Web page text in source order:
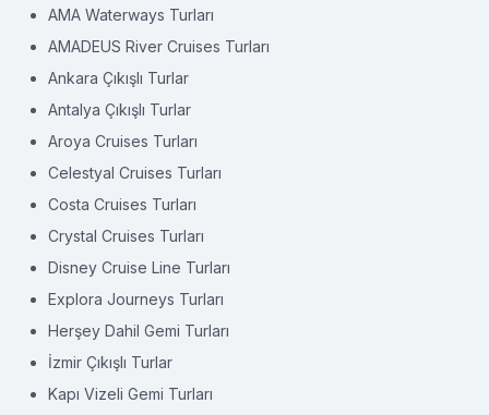
AMA Waterways Turları
AMADEUS River Cruises Turları
Ankara Çıkışlı Turlar
Antalya Çıkışlı Turlar
Aroya Cruises Turları
Celestyal Cruises Turları
Costa Cruises Turları
Crystal Cruises Turları
Disney Cruise Line Turları
Explora Journeys Turları
Herşey Dahil Gemi Turları
İzmir Çıkışlı Turlar
Kapı Vizeli Gemi Turları